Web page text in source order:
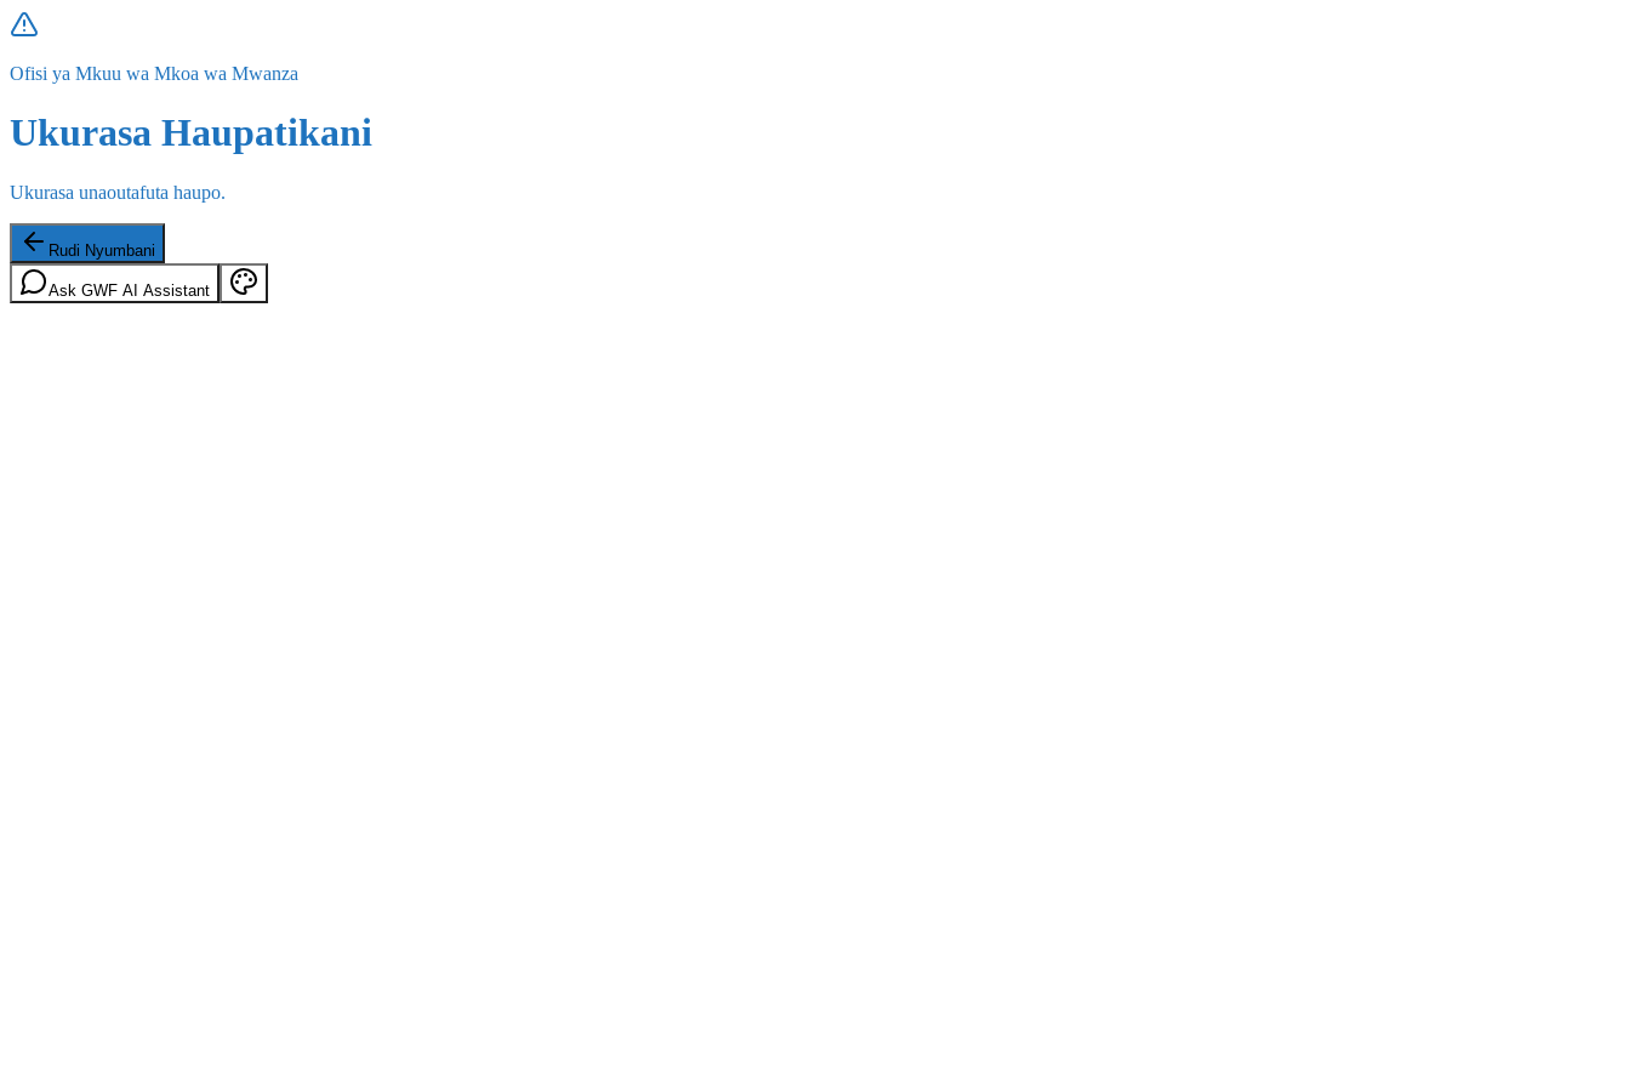
Ofisi ya Mkuu wa Mkoa wa Mwanza
Ukurasa Haupatikani
Ukurasa unaoutafuta haupo.
Rudi Nyumbani
Ask GWF AI Assistant